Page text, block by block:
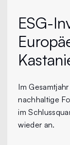
ESG-
Im
nachhaltige
im
wieder an.